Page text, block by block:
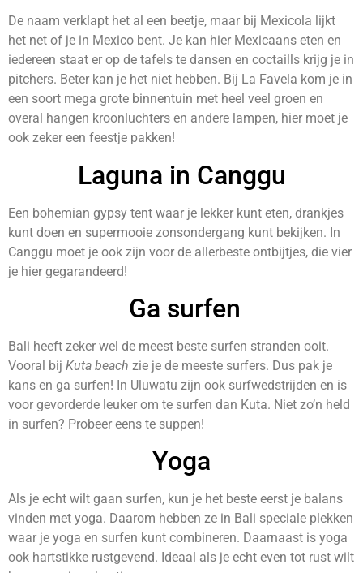
De naam verklapt het al een beetje, maar bij Mexicola lijkt
het net of je in Mexico bent. Je kan hier Mexicaans eten en
iedereen staat er op de tafels te dansen en coctaills krijg je in
pitchers. Beter kan je het niet hebben. Bij La Favela kom je in
een soort mega grote binnentuin met heel veel groen en
overal hangen kroonluchters en andere lampen, hier moet je
ook zeker een feestje pakken!
Laguna in Canggu
Een bohemian gypsy tent waar je lekker kunt eten, drankjes
kunt doen en supermooie zonsondergang kunt bekijken. In
Canggu moet je ook zijn voor de allerbeste ontbijtjes, die vier
je hier gegarandeerd!
Ga surfen
Bali heeft zeker wel de meest beste surfen stranden ooit.
Vooral bij Kuta beach zie je de meeste surfers. Dus pak je
kans en ga surfen! In Uluwatu zijn ook surfwedstrijden en is
voor gevorderde leuker om te surfen dan Kuta. Niet zo’n held
in surfen? Probeer eens te suppen!
Yoga
Als je echt wilt gaan surfen, kun je het beste eerst je balans
vinden met yoga. Daarom hebben ze in Bali speciale plekken
waar je yoga en surfen kunt combineren. Daarnaast is yoga
ook hartstikke rustgevend. Ideaal als je echt even tot rust wilt